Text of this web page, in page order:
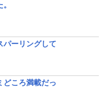
パーリングして
どころ満載だっ